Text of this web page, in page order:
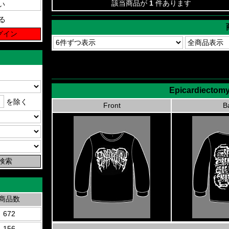
を除く
品数
672
該当商品が 1 件あります
Front